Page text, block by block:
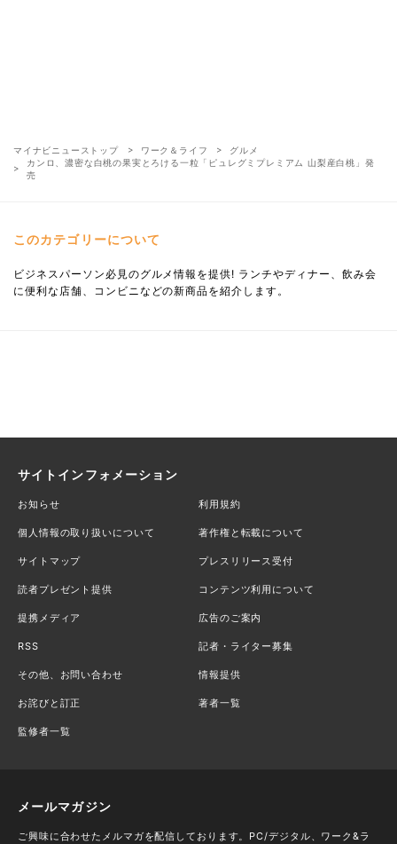
マイナビニューストップ ワーク＆ライフ
グルメ
カンロ、濃密な白桃の果実とろける一粒「ピュレグミプレミアム 山梨産白桃」発
売
このカテゴリーについて
ビジネスパーソン必見のグルメ情報を提供! ランチやディナー、飲み会
に便利な店舗、コンビニなどの新商品を紹介します。
サイトインフォメーション
お知らせ 利用規約
個人情報の取り扱いについて 著作権と転載について
サイトマップ プレスリリース受付
読者プレゼント提供 コンテンツ利用について
提携メディア 広告のご案内
RSS 記者・ライター募集
その他、お問い合わせ 情報提供
お詫びと訂正 著者一覧
監修者一覧
メールマガジン
ご興味に合わせたメルマガを配信しております。PC/デジタル、ワーク&ラ